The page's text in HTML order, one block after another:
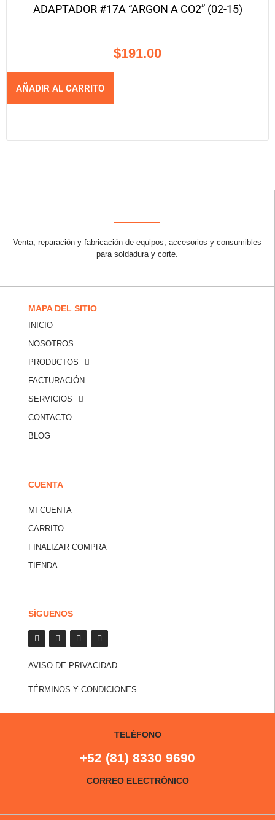
ADAPTADOR #17A “ARGON A CO2” (02-15)
$191.00
AÑADIR AL CARRITO
Venta, reparación y fabricación de equipos, accesorios y consumibles
para soldadura y corte.
MAPA DEL SITIO
INICIO
NOSOTROS
PRODUCTOS
FACTURACIÓN
SERVICIOS
CONTACTO
BLOG
CUENTA
MI CUENTA
CARRITO
FINALIZAR COMPRA
TIENDA
SÍGUENOS
AVISO DE PRIVACIDAD
TÉRMINOS Y CONDICIONES
TELÉFONO
+52 (81) 8330 9690
CORREO ELECTRÓNICO